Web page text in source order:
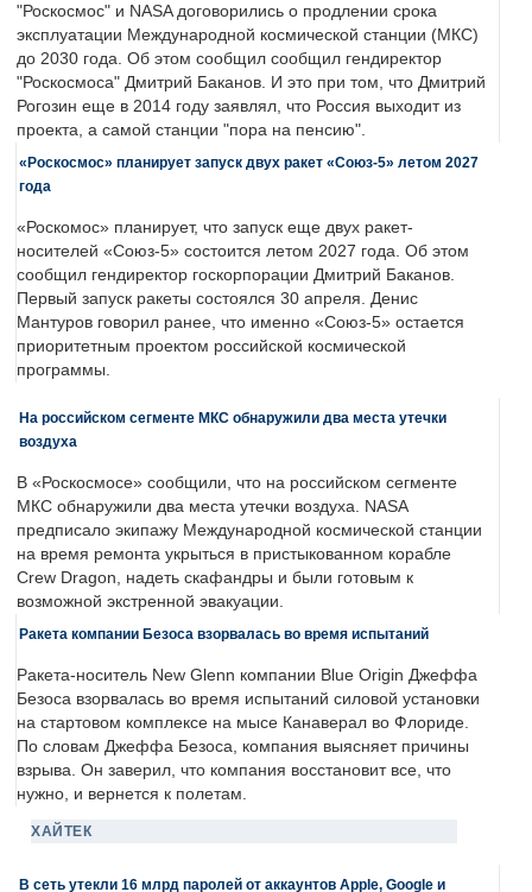
"Роскосмос" и NASA договорились о продлении срока
эксплуатации Международной космической станции (МКС)
до 2030 года. Об этом сообщил сообщил гендиректор
"Роскосмоса" Дмитрий Баканов. И это при том, что Дмитрий
Рогозин еще в 2014 году заявлял, что Россия выходит из
проекта, а самой станции "пора на пенсию".
«Роскосмос» планирует запуск двух ракет «Союз-5» летом 2027
года
«Роскомос» планирует, что запуск еще двух ракет-
носителей «Союз-5» состоится летом 2027 года. Об этом
сообщил гендиректор госкорпорации Дмитрий Баканов.
Первый запуск ракеты состоялся 30 апреля. Денис
Мантуров говорил ранее, что именно «Союз-5» остается
приоритетным проектом российской космической
программы.
На российском сегменте МКС обнаружили два места утечки
воздуха
В «Роскосмосе» сообщили, что на российском сегменте
МКС обнаружили два места утечки воздуха. NASA
предписало экипажу Международной космической станции
на время ремонта укрыться в пристыкованном корабле
Crew Dragon, надеть скафандры и были готовым к
возможной экстренной эвакуации.
Ракета компании Безоса взорвалась во время испытаний
Ракета-носитель New Glenn компании Blue Origin Джеффа
Безоса взорвалась во время испытаний силовой установки
на стартовом комплексе на мысе Канаверал во Флориде.
По словам Джеффа Безоса, компания выясняет причины
взрыва. Он заверил, что компания восстановит все, что
нужно, и вернется к полетам.
ХАЙТЕК
В сеть утекли 16 млрд паролей от аккаунтов Apple, Google и